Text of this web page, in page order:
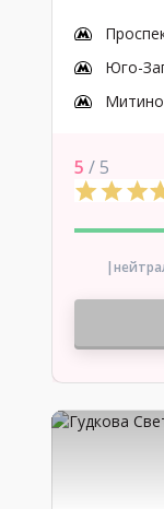
Юго-
Митино
5 / 5